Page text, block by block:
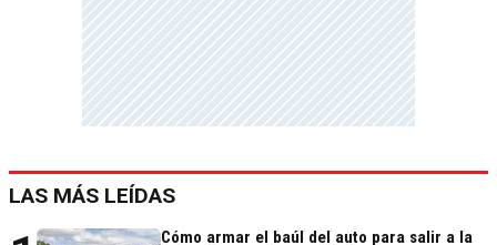
LAS MÁS LEÍDAS
Cómo armar el baúl del auto para salir a la